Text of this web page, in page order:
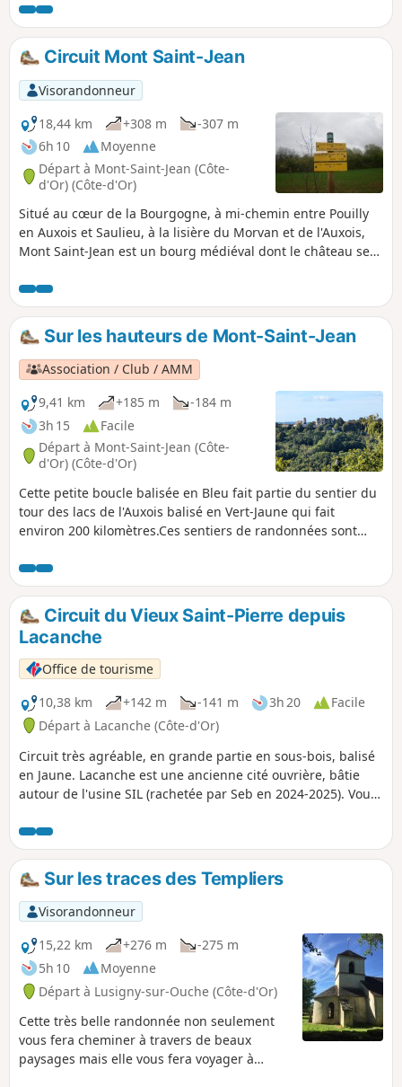
Blangey, se trouve sur votre
parcours.Attention en période de
chasse (septembre à février) lorsque
vous passez à proximité des cabanes de
chasse !
Circuit Mont Saint-Jean
Visorandonneur
18,44 km
+308 m
-307 m
6h 10
Moyenne
Départ à Mont-Saint-Jean (Côte-
d'Or) (Côte-d'Or)
Situé au cœur de la Bourgogne, à mi-chemin entre Pouilly
en Auxois et Saulieu, à la lisière du Morvan et de l'Auxois,
Mont Saint-Jean est un bourg médiéval dont le château se
large vallée où coulent le Doran et le Serein. Son point
culminant s'élève à 578 m (Croix Thomas).
Sur les hauteurs de Mont-Saint-Jean
Association / Club / AMM
9,41 km
+185 m
-184 m
3h 15
Facile
Départ à Mont-Saint-Jean (Côte-
d'Or) (Côte-d'Or)
Cette petite boucle balisée en Bleu fait partie du sentier du
tour des lacs de l'Auxois balisé en Vert-Jaune qui fait
environ 200 kilomètres.Ces sentiers de randonnées sont
Rando-Gym-Civry affiliée au CDRP21.Cette randonnée d'une
durée d'une demi-journée vous permettra de découvrir le
joli village médiéval de Mont-Saint-Jean et, depuis les
hauteurs, les beaux points de vue sur l'Auxois à l'Est, sur le
Morvan au Sud et à l'Ouest.
Circuit du Vieux Saint-Pierre depuis
Lacanche
Office de tourisme
10,38 km
+142 m -141 m 3h 20
Facile
Départ à Lacanche (Côte-d'Or)
Circuit très agréable, en grande partie en sous-bois, balisé
en Jaune. Lacanche est une ancienne cité ouvrière, bâtie
autour de l'usine SIL (rachetée par Seb en 2024-2025). Vous
architecture particulière et peut-être visiter l'église (clé à
disposition à la Mairie).
Sur les traces des Templiers
Visorandonneur
15,22 km
+276 m
-275 m
5h 10
Moyenne
Départ à Lusigny-sur-Ouche (Côte-d'Or)
Cette très belle randonnée non seulement
vous fera cheminer à travers de beaux
paysages mais elle vous fera voyager à